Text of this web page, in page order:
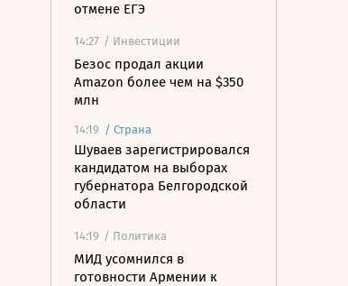
отмене ЕГЭ
14:27 / Инвестиции
Безос продал акции
Amazon более чем на $350
млн
14:19 / Страна
Шуваев зарегистрировался
кандидатом на выборах
губернатора Белгородской
области
14:19 / Политика
МИД усомнился в
готовности Армении к